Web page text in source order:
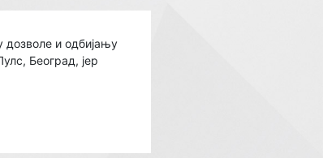
дозволе и одбијању
Београд, јер